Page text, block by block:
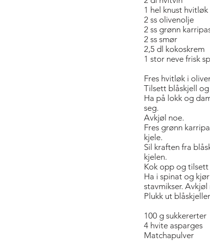
1 hel knust hvitløk
2 ss olivenolje
2 ss grønn
2 ss smør
2,5 dl kokoskrem
1 stor neve frisk
Fres hvitløk i
Tilsett blåskjell
Ha på lokk og
seg.
Avkjøl noe.
Fres grønn
kjele.
Sil kraften fra
kjelen.
Kok opp og tilsett
Ha i spinat og
stavmikser. Avkjøl
Plukk ut
100 g sukkererter
4 hvite asparges
Matchapulver